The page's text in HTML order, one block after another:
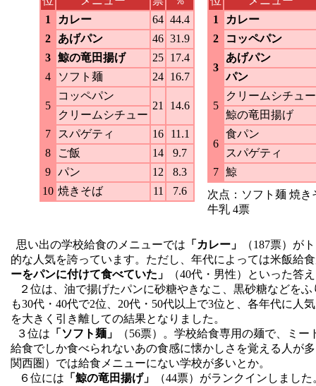
1
カレー 64 44.4
2
あげパン 46 31.9
3 鯨の竜田揚げ 25 17.4
4
ソフト麺 24 16.7
5
コッペパン
21
14.6
クリームシチュー
7
スパゲティ 16
11.1
8
ご飯 14
9.7
9 パン 12
8.3
10 焼きそば 11 7.6
1
カレー
2
コッペパン
3
あげパン
パン
5
クリームシチュー
鯨の竜田揚げ
6
食パン
スパゲティ
7 鯨
次点：ソフト麺 焼き
牛乳 4票
思い出の学校給食のメニューでは 「カレー」
（187票）が
的な人気を誇っています。ただし、年代によっては米飯給
ーをパンに付けて食べていた」
（40代・男性）といった答
２位は、油で揚げたパンに砂糖やきなこ、黒砂糖などをふ
も30代・40代で2位、20代・50代以上で3位と、各年代に
を大きく引き離しての結果となりました。
３位は 「ソフト麺」
（56票）。学校給食専用の麺で、ミ
給食でしか食べられないあの食感に懐かしさを覚える人が
関西圏）では給食メニューにない学校が多いとか。
６位には 「鯨の竜田揚げ」
（44票）がランクインしまし